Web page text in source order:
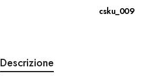
csku_009
Descrizione